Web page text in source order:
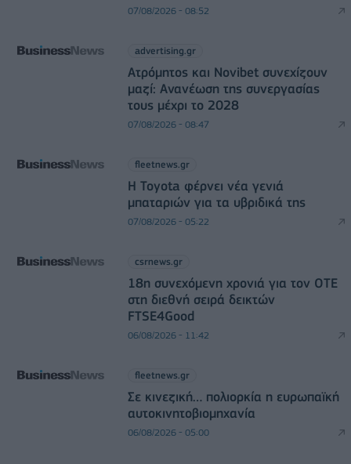
07/08/2026 - 08:52
advertising.gr
Ατρόμητος και Novibet συνεχίζουν
μαζί: Ανανέωση της συνεργασίας
τους μέχρι το 2028
07/08/2026 - 08:47
fleetnews.gr
Η Toyota φέρνει νέα γενιά
μπαταριών για τα υβριδικά της
07/08/2026 - 05:22
csrnews.gr
18η συνεχόμενη χρονιά για τον ΟΤΕ
στη διεθνή σειρά δεικτών
FTSE4Good
06/08/2026 - 11:42
fleetnews.gr
Σε κινεζική… πολιορκία η ευρωπαϊκή
αυτοκινητοβιομηχανία
06/08/2026 - 05:00